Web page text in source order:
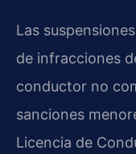
Las
de infracciones
conductor no
sanciones
Licencia de